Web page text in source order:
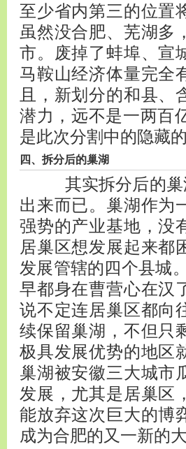
至少省内第三的位置
虽然没合肥、芜湖多
市。废掉了蚌埠、宣
马鞍山经济体量完全
且，新划分的和县、
潜力，远不是一两百
是此次分割中的隐藏的
四、拆分后的巢湖
其实拆分后的巢湖
出来而已。巢湖作为
强势的产业基地，没
居巢区想发展起来都
发展管辖的四个县城
早都身在曹营心在汉
说不定连居巢区都向
续保留巢湖，不但只
极具发展优势的地区
巢湖被安徽三大城市
发展，尤其是居巢区
能放弃这次巨大的博
成为合肥的又一新的